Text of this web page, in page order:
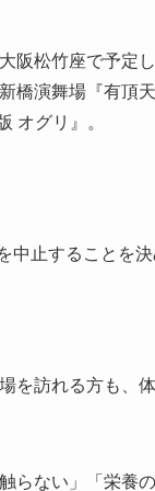
阪松竹座で予定
橋演舞場『有頂
オグリ』。
止することを決
を訪れる方も、
らない」「栄養